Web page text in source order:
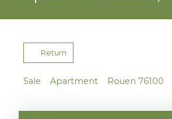
Return
Sale Apartment Rouen 76100